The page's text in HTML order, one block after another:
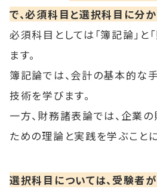
で、必須科目と選択科目に分か
必須科目としては「簿記論」と
ます。
簿記論では、会計の基本的な
技術を学びます。
一方、財務諸表論では、企業
ための理論と実践を学ぶことに
選択科目については、受験者